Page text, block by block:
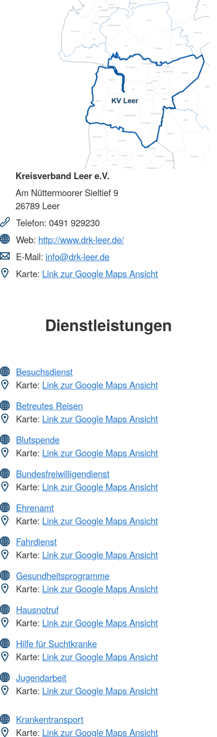
Kreisverband Leer e.V.
Am Nüttermoorer Sieltief 9
26789 Leer
Telefon: 0491 929230
Web: http://www.drk-leer.de/
E-Mail: info@drk-leer.de
Karte: Link zur Google Maps Ansicht
Dienstleistungen
Besuchsdienst
Karte: Link zur Google Maps Ansicht
Betreutes Reisen
Karte: Link zur Google Maps Ansicht
Blutspende
Karte: Link zur Google Maps Ansicht
Bundesfreiwilligendienst
Karte: Link zur Google Maps Ansicht
Ehrenamt
Karte: Link zur Google Maps Ansicht
Fahrdienst
Karte: Link zur Google Maps Ansicht
Gesundheitsprogramme
Karte: Link zur Google Maps Ansicht
Hausnotruf
Karte: Link zur Google Maps Ansicht
Hilfe für Suchtkranke
Karte: Link zur Google Maps Ansicht
Jugendarbeit
Karte: Link zur Google Maps Ansicht
Krankentransport
Karte: Link zur Google Maps Ansicht